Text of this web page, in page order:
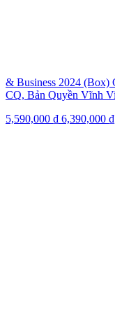
& Business 2024 (Box)
CQ, Bản Quyền Vĩnh
5,590,000 ₫ 6,390,000 ₫